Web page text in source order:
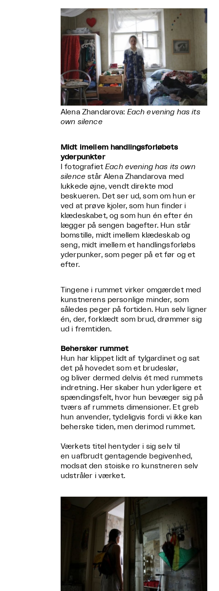
Alena Zhandarova: Each evening has its
own silence
Midt imellem handlingsforløbets
yderpunkter
I fotografietEach evening has its own
silence står Alena Zhandarova med
lukkede øjne, vendt direkte mod
beskueren. Det ser ud, som om hun er
ved at prøve kjoler, som hun finder i
klædeskabet, og som hun én efter én
lægger på sengen bagefter. Hun står
bomstille, midt imellem klædeskab og
seng, midt imellem et handlingsforløbs
yderpunker, som peger på et før og et
efter.
Tingene i rummet virker omgærdet med
kunstnerens personlige minder, som
således peger på fortiden. Hun selv ligner
én, der, forklædt som brud, drømmer sig
ud i fremtiden.
Behersker rummet
Hun har klippet lidt af tylgardinet og sat
det på hovedet som et brudeslør,
og bliver dermed delvis ét med rummets
indretning. Her skaber hun yderligere et
spændingsfelt, hvor hun bevæger sig på
tværs af rummets dimensioner. Et greb
hun anvender, tydeligvis fordi vi ikke kan
beherske tiden, men derimod rummet.
Værkets titel hentyder i sig selv til
en uafbrudt gentagende begivenhed,
modsat den stoiske ro kunstneren selv
udstråler i værket.